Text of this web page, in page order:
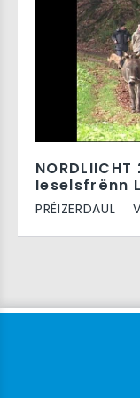
Ieselsfrënn
PRÉIZERDAUL